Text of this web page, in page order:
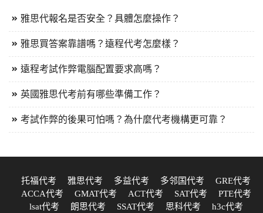
雅思代報名是否安全？具體怎麼操作？
雅思買答案靠譜嗎？遠程代考怎麼樣？
遠程考試作弊電腦配置要求高嗎？
英國雅思代考前有哪些準備工作？
考試作弊的後果可怕嗎？為什麼代考機構更可靠？
托福代考 雅思代考 多益代考 多邻国代考
GRE代考
ACCA代考
GMAT代考 ACT代考 SAT代考
PTE代考
lsat代考
朗思代考 SSAT代考 思科代考
h3c代考